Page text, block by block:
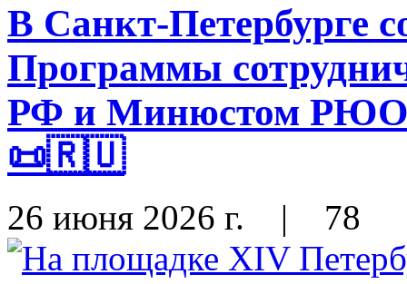
В Санкт-Петербурге
Программы
РФ и Минюстом РЮО
📜🇷🇺
26 июня 2026 г. | 78